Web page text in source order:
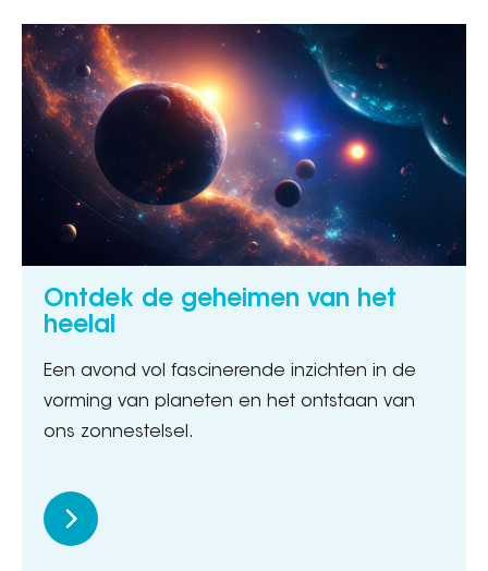
Ontdek de geheimen van het
heelal
Een avond vol fascinerende inzichten in de
vorming van planeten en het ontstaan van
ons zonnestelsel.